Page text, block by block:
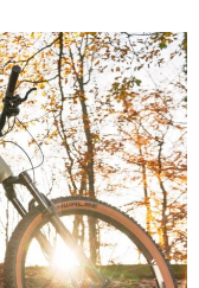
anbietet,
Artikel
es von
wen sie sich